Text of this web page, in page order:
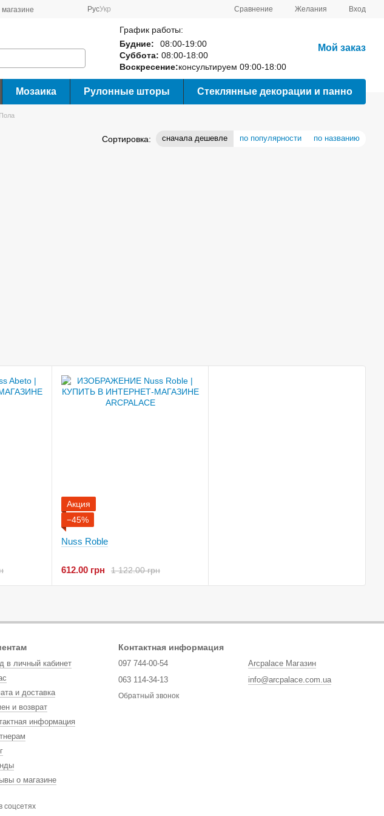
РусУкр Сравнение Желания Вход
График работы:
Будние:
08:00-19:00
Суббота: 08:00-18:00
Воскресение:консультируем 09:00-18:00
Мой заказ
Мозаика Рулонные шторы Стеклянные декорации и панно
Сортировка: сначала дешевле по популярности по названию
Акция
−45%
Nuss Roble
1 122.00 грн
612.00 грн
в личный кабинет
и доставка
и возврат
информация
о магазине
соцсетях
Контактная информация
097 744-00-54
063 114-34-13
Обратный звонок
Arcpalace Магазин
info@arcpalace.com.ua